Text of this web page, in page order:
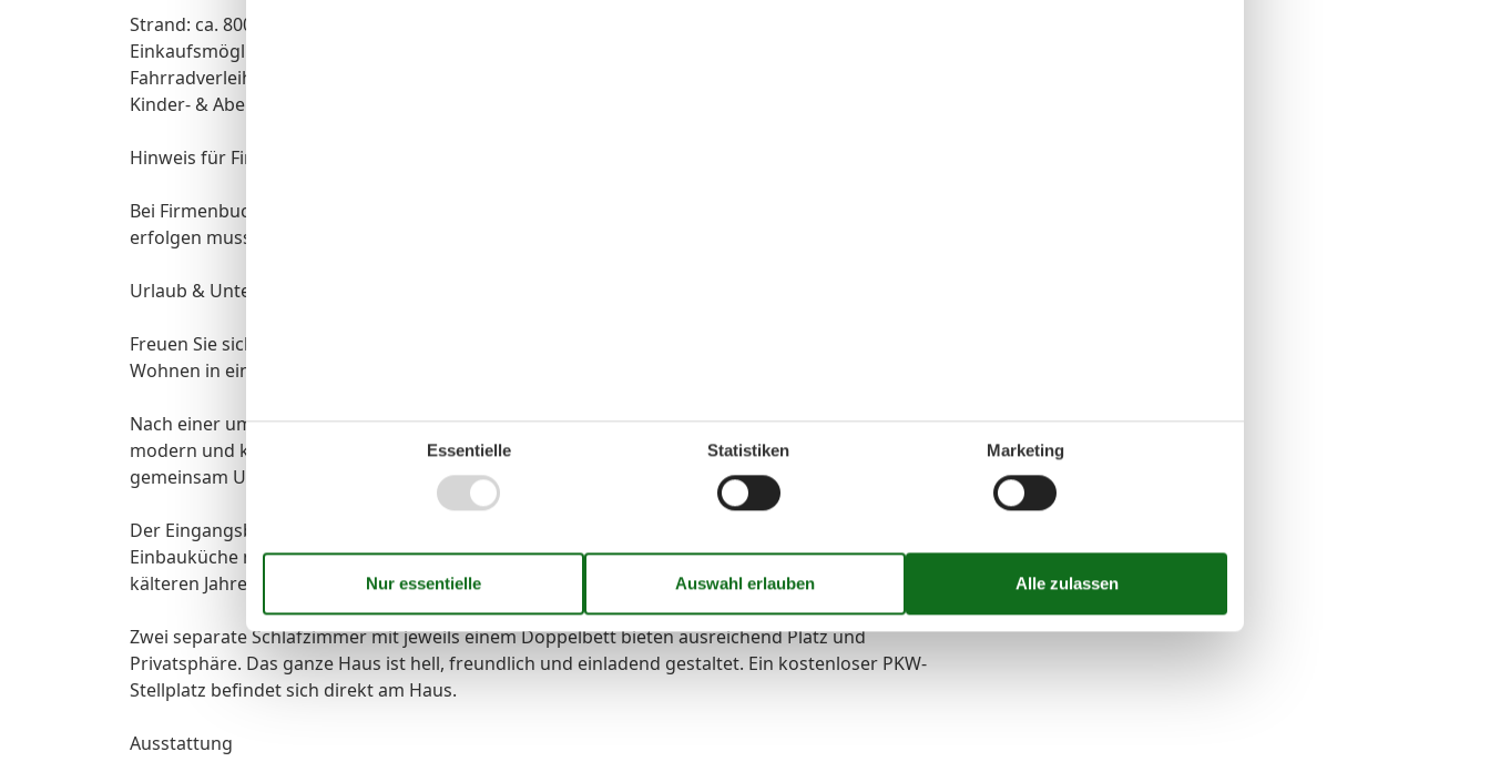
Strand: ca. 800 Meter
Einkaufsmöglichkeiten: ca. 500 Meter
Fahrradverleih: ca. 500 Meter
Kinder- & Abenteuerspielplatz: ca. 800 Meter
Hinweis für Firmenkunden
Bei Firmenbuchungen ist zu beachten, dass die gesamte Zahlung vor Anreise der Mitarbeiter
erfolgen muss. Andernfalls kann keine Schlüsselübergabe durch die Eigentümer stattfinden.
Urlaub & Unterkunft
Freuen Sie sich auf erholsame Tage am Meer, eine wunderschöne Umgebung und entspanntes
Wohnen in einem familienfreundlichen Ferienhaus.
Nach einer umfassenden Umgestaltung wurde das Ferienhaus im Frühjahr 2026 neu eröffnet. Es ist
modern und komfortabel ausgestattet ? ideal für Familien oder zwei befreundete Paare, die
gemeinsam Urlaub machen möchten.
Der Eingangsbereich bietet einen großzügigen Flur. Die Küche verfügt über eine große, funktionale
Einbauküche mit Sitzbereich und Zugang zur Terrasse. Im Wohnzimmer sorgt ein Kamin in der
kälteren Jahreszeit für gemütliche Wärme.
Zwei separate Schlafzimmer mit jeweils einem Doppelbett bieten ausreichend Platz und
Privatsphäre. Das ganze Haus ist hell, freundlich und einladend gestaltet. Ein kostenloser PKW-
Stellplatz befindet sich direkt am Haus.
Ausstattung
Essentielle Statistiken Marketing